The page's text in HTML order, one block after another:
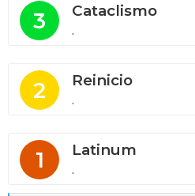
3 Cataclismo
.
2 Reinicio
.
1 Latinum
.